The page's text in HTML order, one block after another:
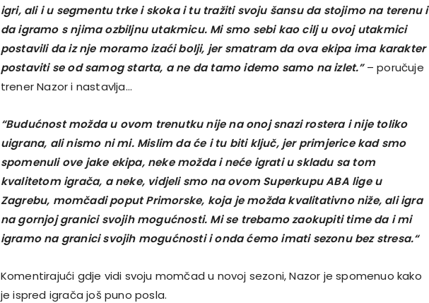
igri, ali i u segmentu trke i skoka i tu tražiti svoju šansu da stojimo na terenu i
da igramo s njima ozbiljnu utakmicu. Mi smo sebi kao cilj u ovoj utakmici
postavili da iz nje moramo izaći bolji, jer smatram da ova ekipa ima karakter
postaviti se od samog starta, a ne da tamo idemo samo na izlet.”– poručuje
trener Nazor i nastavlja…
“Budućnost možda u ovom trenutku nije na onoj snazi rostera i nije toliko
uigrana, ali nismo ni mi. Mislim da će i tu biti ključ, jer primjerice kad smo
spomenuli ove jake ekipa, neke možda i neće igrati u skladu sa tom
kvalitetom igrača, a neke, vidjeli smo na ovom Superkupu ABA lige u
Zagrebu, momčadi poput Primorske, koja je možda kvalitativno niže, ali igra
na gornjoj granici svojih mogućnosti. Mi se trebamo zaokupiti time da i mi
igramo na granici svojih mogućnosti i onda ćemo imati sezonu bez stresa.“
Komentirajući gdje vidi svoju momčad u novoj sezoni, Nazor je spomenuo kako
je ispred igrača još puno posla.